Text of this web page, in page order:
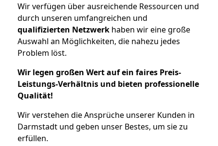
Wir verfügen über ausreichende Ressourcen und
durch unseren umfangreichen und
qualifizierten Netzwerk haben wir eine große
Auswahl an Möglichkeiten, die nahezu jedes
Problem löst.
Wir legen großen Wert auf ein faires Preis-
Leistungs-Verhältnis und bieten professionelle
Qualität!
Wir verstehen die Ansprüche unserer Kunden in
Darmstadt und geben unser Bestes, um sie zu
erfüllen.